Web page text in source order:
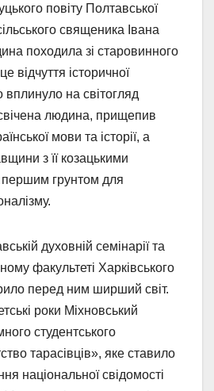
повіту Полтавської
священика Івана
походила зі старовинного
відчуття історичної
на світогляд
людина, прищепив
мови та історії, а
з її козацькими
першим грунтом для
духовній семінарії та
факультеті Харківського
перед ним ширший світ.
роки Міхновський
студентського
тарасівців», яке ставило
національної свідомості